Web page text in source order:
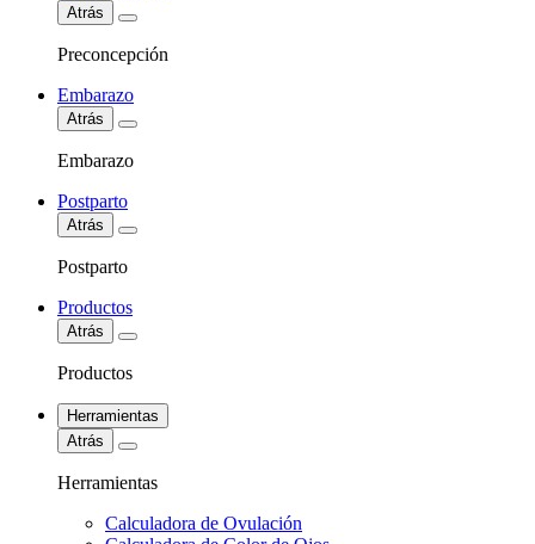
Atrás
Preconcepción
Embarazo
Atrás
Embarazo
Postparto
Atrás
Postparto
Productos
Atrás
Productos
Herramientas
Atrás
Herramientas
Calculadora de Ovulación